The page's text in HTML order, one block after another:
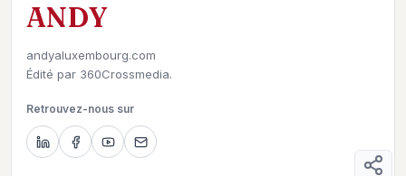
ANDY
andyaluxembourg.com
Édité par 360Crossmedia.
Retrouvez-nous sur